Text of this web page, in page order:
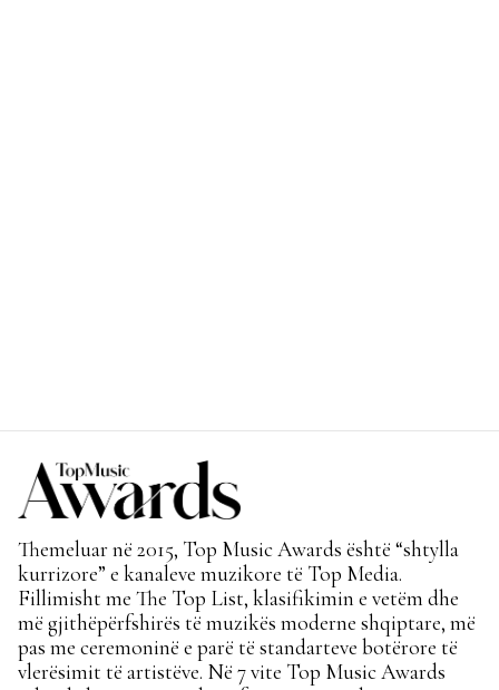
Themeluar në 2015, Top Music Awards është “shtylla
kurrizore” e kanaleve muzikore të Top Media.
Fillimisht me The Top List, klasifikimin e vetëm dhe
më gjithëpërfshirës të muzikës moderne shqiptare, më
pas me ceremoninë e parë të standarteve botërore të
vlerësimit të artistëve. Në 7 vite Top Music Awards